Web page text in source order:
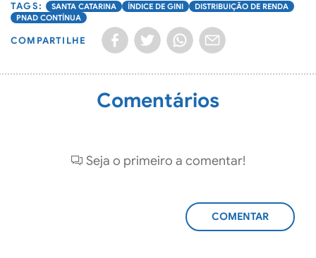
SANTA CATARINA ÍNDICE DE GINI
DISTRIBUIÇÃO DE RENDA
PNAD CONTÍNUA
COMPARTILHE
Comentários
Seja o primeiro a comentar!
ADICIONAR